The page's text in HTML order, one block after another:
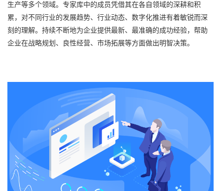
生产等多个领域。专家库中的成员凭借其在各自领域的深耕和积
累，对不同行业的发展趋势、行业动态、数字化推进有着敏锐而深
刻的理解。持续不断地为企业提供最新、最准确的成功经验，帮助
企业在战略规划、良性经营、市场拓展等方面做出明智决策。